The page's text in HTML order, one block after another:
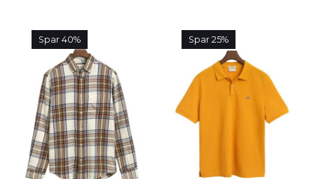
Spar 40% Spar 25%